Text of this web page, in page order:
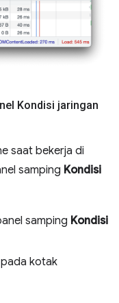
Kondisi jaringan
saat bekerja di
samping Kondisi
samping Kondisi
kotak